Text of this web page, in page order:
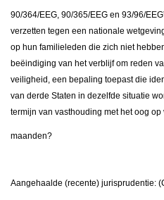
90/364/EEG, 90/365/EEG en 93/96/
verzetten tegen een nationale
op hun familieleden die zich niet
beëindiging van het verblijf om reden
veiligheid, een bepaling toepast die
van derde Staten in dezelfde situatie
termijn van vasthouding met het oog
maanden?
Aangehaalde (recente) jurisprudentie: